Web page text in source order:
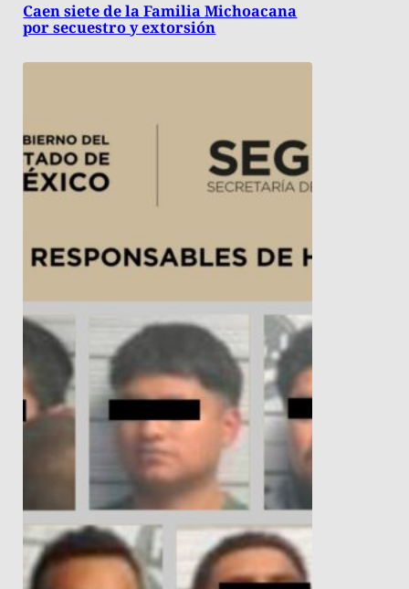
Caen siete de la Familia Michoacana
por secuestro y extorsión